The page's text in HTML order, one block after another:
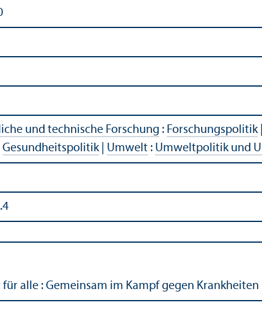
und technische Forschung : Forschungs­politik|
Gesundheits­politik| Umwelt : Umweltpolitik und
für alle : Gemeinsam im Kampf gegen Krankheiten